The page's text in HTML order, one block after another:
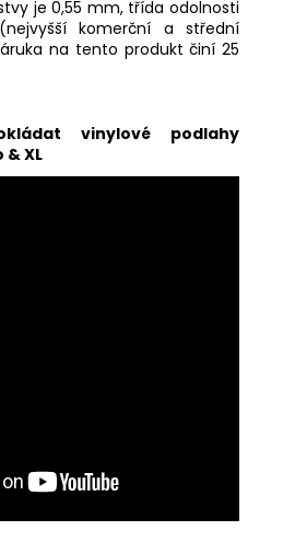
je 0,55 mm, třída odolnosti
komerční a střední
na tento produkt činí 25
vinylové podlahy
XL